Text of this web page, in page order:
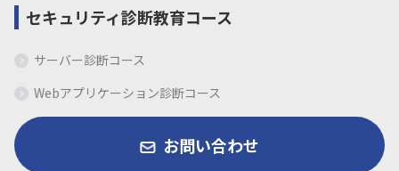
セキュリティ診断教育コース
サーバー診断コース
Webアプリケーション診断コース
お問い合わせ